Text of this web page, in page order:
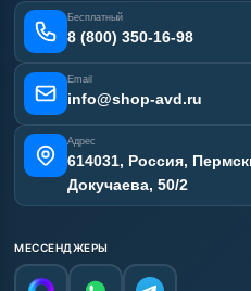
Отзывы наших
Карта сайта
Бесплатный
8 (800) 350-16-98
Email
info@shop-avd.ru
Адрес
614031, Россия,
Докучаева, 50/2
МЕССЕНДЖЕРЫ